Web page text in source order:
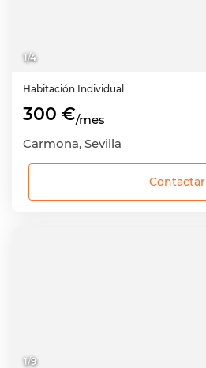
1/4
Habitación Individual
300 €/mes
Carmona, Sevilla
Contactar
1/9